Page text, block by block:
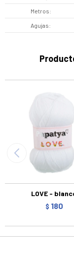
Metros
Agujas
LOVE -
$ 180